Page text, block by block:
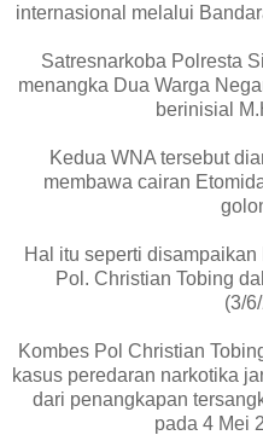
internasional melalui
Satresnarkoba Polresta
menangka Dua Warga
berinisial
Kedua WNA tersebut
membawa cairan
Hal itu seperti
Pol. Christian Tobing
(3/
Kombes Pol Christian
kasus peredaran narkotika
dari penangkapan
pada 4 Mei